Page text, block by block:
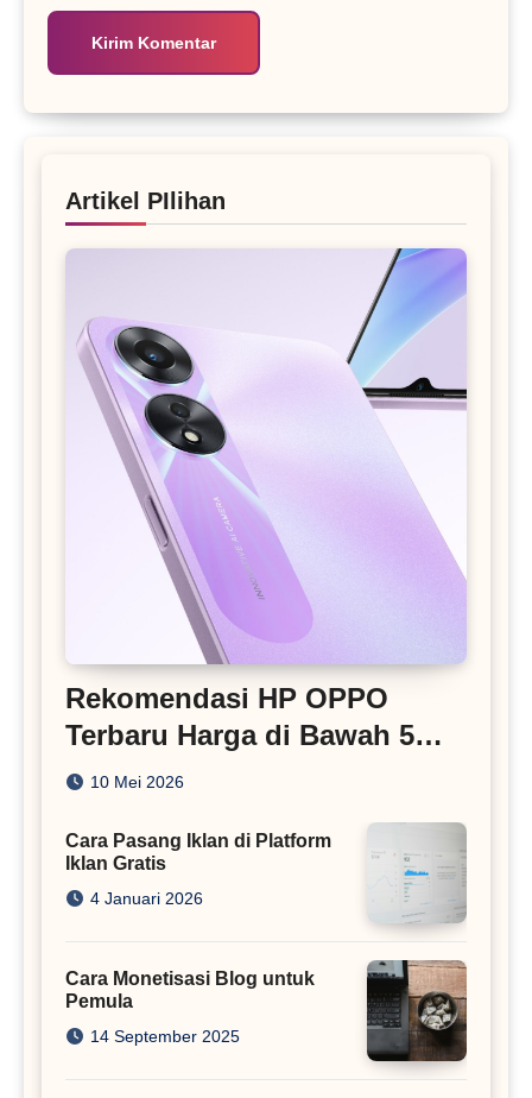
Artikel PIlihan
Rekomendasi HP OPPO
Terbaru Harga di Bawah 5
Juta
10 Mei 2026
Cara Pasang Iklan di Platform
Iklan Gratis
4 Januari 2026
Cara Monetisasi Blog untuk
Pemula
14 September 2025